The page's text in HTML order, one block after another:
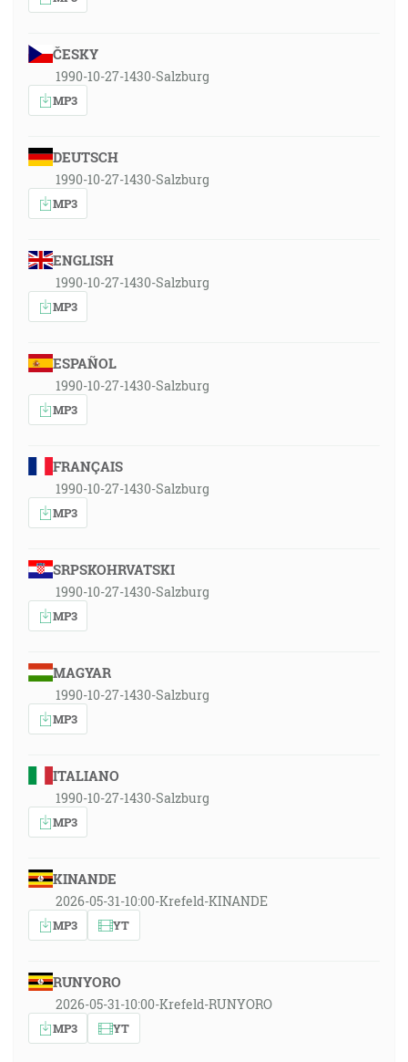
ČESKY
1990-10-27-1430-Salzburg
MP3
DEUTSCH
1990-10-27-1430-Salzburg
MP3
ENGLISH
1990-10-27-1430-Salzburg
MP3
ESPAÑOL
1990-10-27-1430-Salzburg
MP3
FRANÇAIS
1990-10-27-1430-Salzburg
MP3
SRPSKOHRVATSKI
1990-10-27-1430-Salzburg
MP3
MAGYAR
1990-10-27-1430-Salzburg
MP3
ITALIANO
1990-10-27-1430-Salzburg
MP3
KINANDE
2026-05-31-10:00-Krefeld-KINANDE
MP3 YT
RUNYORO
2026-05-31-10:00-Krefeld-RUNYORO
MP3 YT